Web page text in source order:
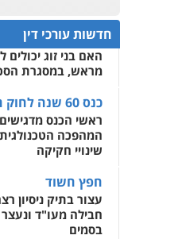
אחסון
מהירות
לעורכי דין
מרכז
שירותים
דין
חדשות עורכי דין
המתח שבין חוק
לבין חוק הירושה
האם בני זוג יכולים
מראש, במסגרת
כנס 60 שנה לחוק הירושה
ראשי הכנס
המהפכה
שינויי חקיקה
חפץ חשוד
עצור בתיק ניסיון
חבילה מעו"ד
בסמים